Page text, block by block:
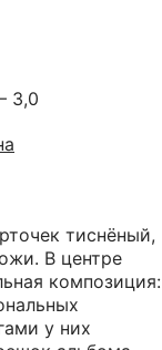
3,0
тиснёный,
В центре
композиция:
у них